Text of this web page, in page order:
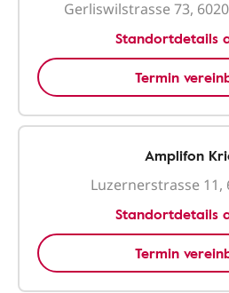
Gerliswilstrasse 73,
Standortdetails
Termin
Amplifon
Luzernerstrasse 11,
Standortdetails
Termin